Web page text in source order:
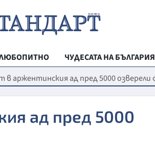
ЧУДЕСАТА НА БЪЛГАРИЯ
РЕГИОНАЛНИ
ВЕСТНИК
МЛАДЕЖКА
в аржентинския ад пред 5000 озверели
ад пред 5000